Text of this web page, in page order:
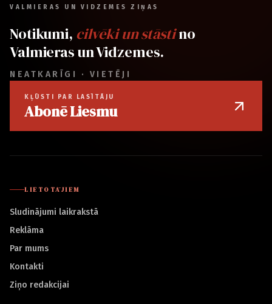
VALMIERAS UN VIDZEMES ZIŅAS
Notikumi, cilvēki un stāstino
Valmieras un Vidzemes.
NEATKARĪGI · VIETĒJI
KĻŪSTI PAR LASĪTĀJU
Abonē Liesmu
LIETOTĀJIEM
Sludinājumi laikrakstā
Reklāma
Par mums
Kontakti
Ziņo redakcijai